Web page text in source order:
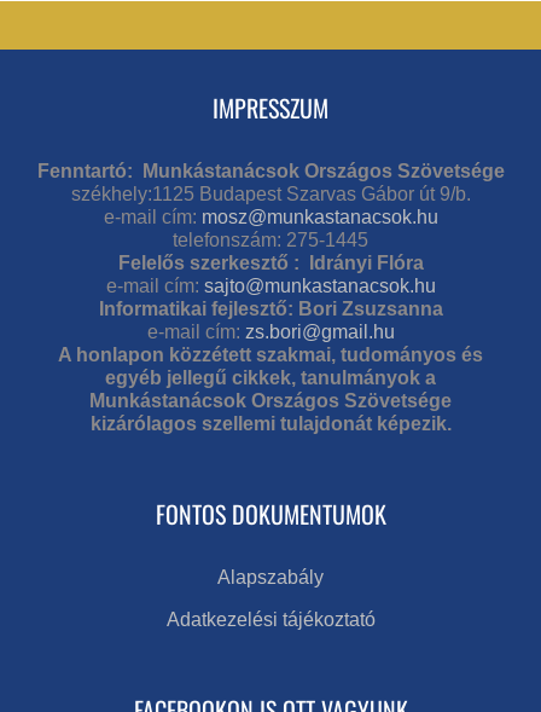
IMPRESSZUM
Fenntartó: Munkástanácsok Országos Szövetsége
székhely:1125 Budapest Szarvas Gábor út 9/b.
e-mail cím: mosz@munkastanacsok.hu
telefonszám: 275-1445
Felelős szerkesztő : Idrányi Flóra
e-mail cím: sajto@munkastanacsok.hu
Informatikai fejlesztő: Bori Zsuzsanna
e-mail cím: zs.bori@gmail.hu
A honlapon közzétett szakmai, tudományos és
egyéb jellegű cikkek, tanulmányok a
Munkástanácsok Országos Szövetsége
kizárólagos szellemi tulajdonát képezik.
FONTOS DOKUMENTUMOK
Alapszabály
Adatkezelési tájékoztató